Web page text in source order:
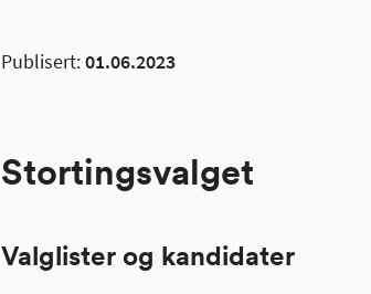
Publisert:01.06.2023
Stortingsvalget
Valglister og kandidater